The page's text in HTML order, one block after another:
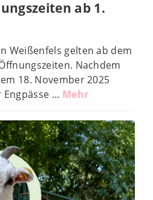
© Jens Haase
ab 1.
Weißenfels gelten ab dem
Nachdem
18. November 2025
... Mehr